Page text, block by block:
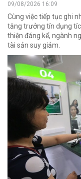
09/08/2026 16:09
Cùng việc tiếp tục ghi
tăng trưởng tín dụng
thiện đáng kể, ngành
tài sản suy giảm.